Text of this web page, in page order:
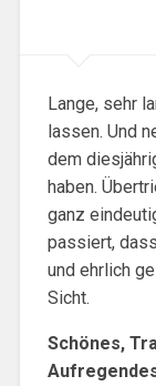
Lange, sehr
lassen. Und
dem
haben.
ganz
passiert,
und ehrlich
Sicht.
Schönes,